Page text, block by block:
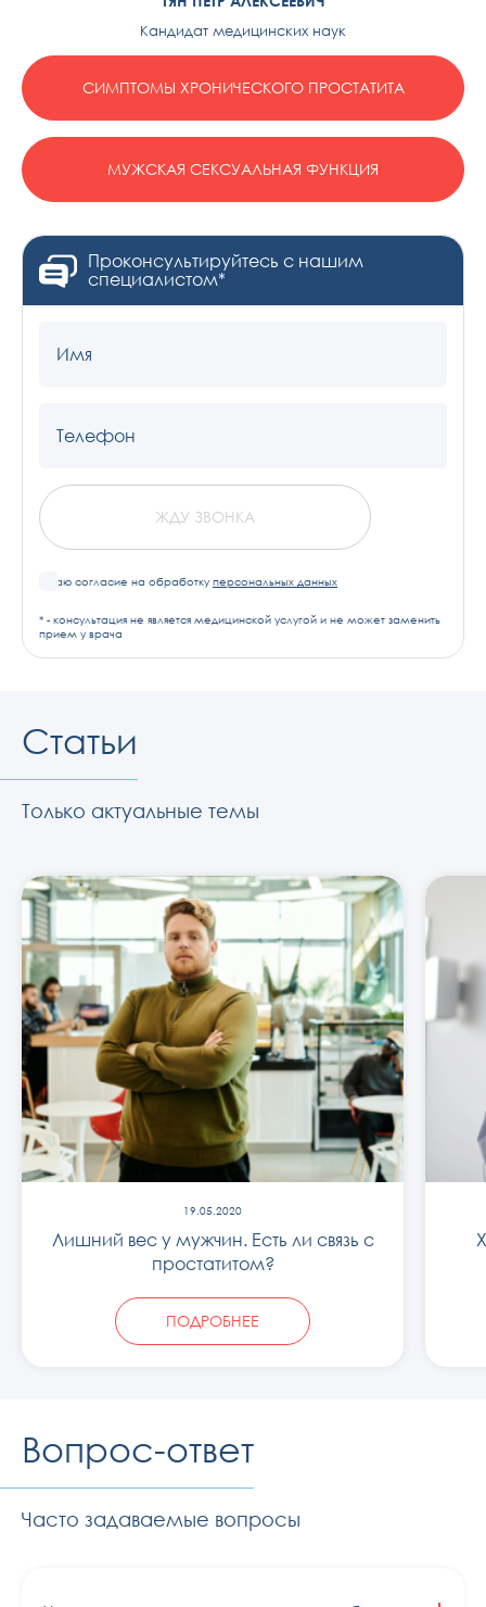
Кандидат медицинских наук
СИМПТОМЫ ХРОНИЧЕСКОГО ПРОСТАТИТА
МУЖСКАЯ СЕКСУАЛЬНАЯ ФУНКЦИЯ
Проконсультируйтесь с нашим
специалистом*
Имя
Телефон
ЖДУ ЗВОНКА
Я даю согласие на обработку персональных данных
* - консультация не является медицинской услугой и не может заменить
прием у врача
Статьи
Только актуальные темы
19.05.2020
Лишний вес у мужчин. Есть ли связь с
простатитом?
ПОДРОБНЕЕ
Вопрос-ответ
Часто задаваемые вопросы